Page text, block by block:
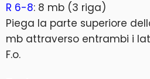
R 6-8: 8 mb (3 riga)
Piega la parte superiore
mb attraverso entrambi i
F.o.